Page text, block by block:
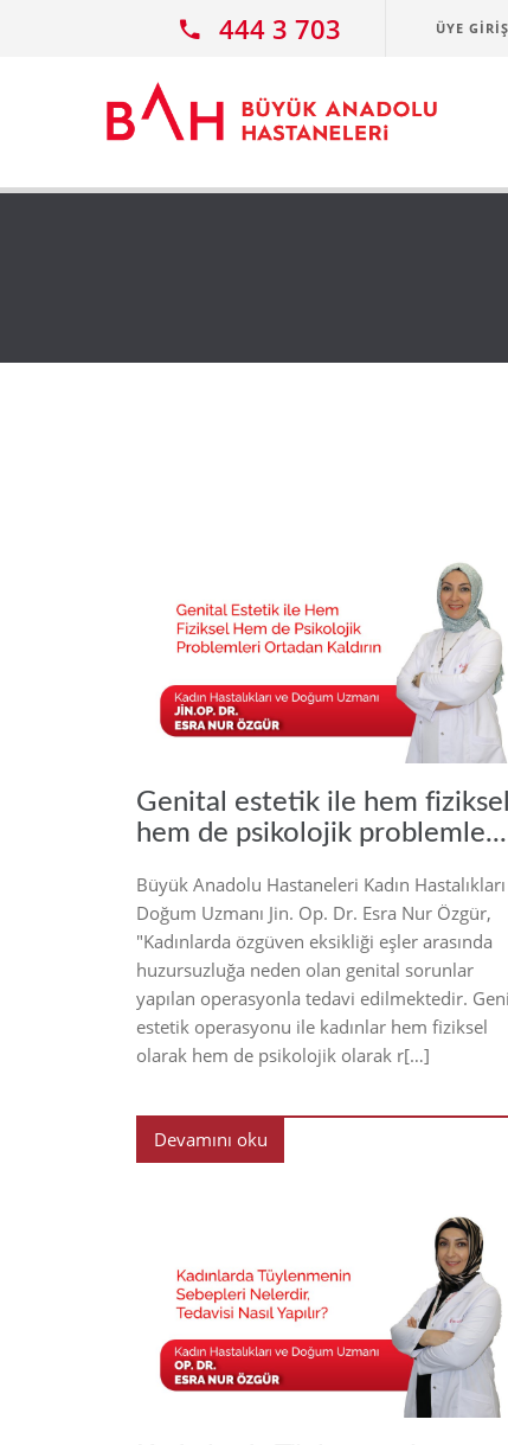
444 3 703 ÜYE
Genital estetik ile hem fiziksel
hem de psikolojik problemle...
Büyük Anadolu Hastaneleri Kadın
Doğum Uzmanı Jin. Op. Dr. Esra Nur Özgür,
"Kadınlarda özgüven eksikliği eşler arasında
huzursuzluğa neden olan genital sorunlar
yapılan operasyonla tedavi edilmektedir.
estetik operasyonu ile kadınlar hem fiziksel
olarak hem de psikolojik olarak r[…]
Devamını oku